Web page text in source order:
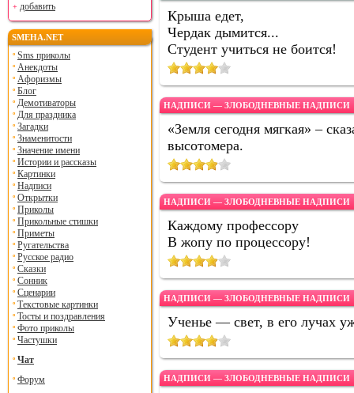
добавить
SMEHA.NET
Sms приколы
Анекдоты
Афоризмы
Блог
Демотиваторы
Для праздника
Загадки
Знаменитости
Значение имени
Истории и рассказы
Картинки
Надписи
Открытки
Приколы
Прикольные стишки
Приметы
Ругательства
Русское радио
Сказки
Сонник
Сценарии
Текстовые картинки
Тосты и поздравления
Фото приколы
Частушки
Чат
Форум
Крыша едет,
Чердак дымится...
Студент учиться не боится!
НАДПИСИ — ЗЛОБОДНЕВНЫЕ НАДПИСИ
«Земля сегодня мягкая» –
высотомера.
НАДПИСИ — ЗЛОБОДНЕВНЫЕ НАДПИСИ
Каждому профессору
В жопу по процессору!
НАДПИСИ — ЗЛОБОДНЕВНЫЕ НАДПИСИ
Ученье — свет, в его лучах
НАДПИСИ — ЗЛОБОДНЕВНЫЕ НАДПИСИ